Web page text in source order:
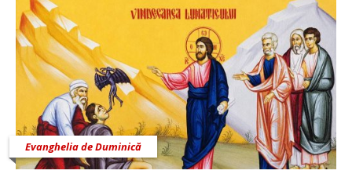
Evanghelia de Duminică